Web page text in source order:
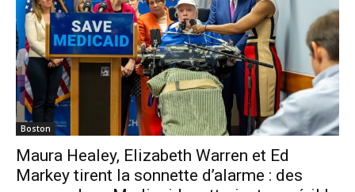
Boston
Maura Healey, Elizabeth Warren et Ed
Markey tirent la sonnette d’alarme : des